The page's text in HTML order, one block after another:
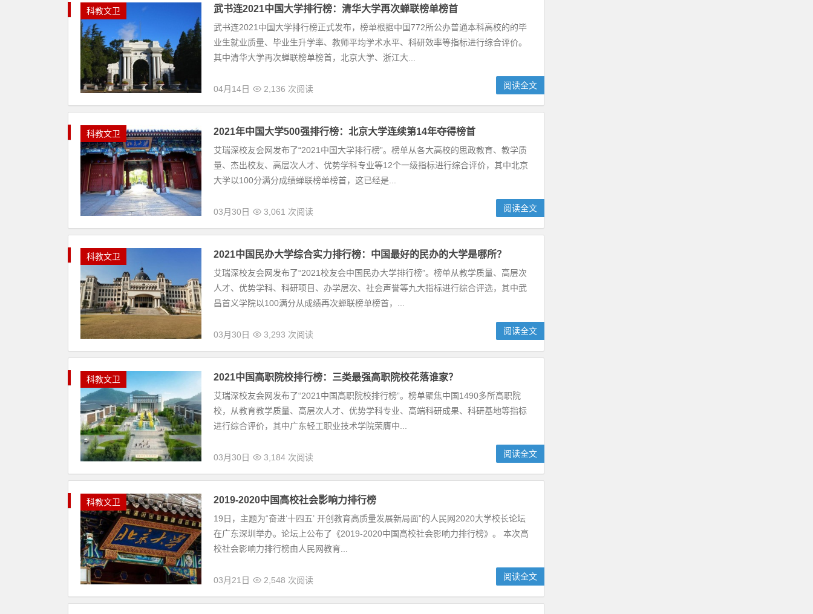
文
卫
举行的全国性评选活动。榜单旨在提升民办教育的社会影响力，发现、传播、褒奖、展示真正有品牌...
04月14日 1,790 次阅读
科
教
文
卫
武书连2021中国大学排行榜：清华大学再次蝉联榜单榜首
武书连2021中国大学排行榜正式发布，榜单根据中国772所公办普通本科高校的的毕业生就业质量、毕业生升学率、教师
平均学术水平、科研效率等指标进行综合评价。其中清华大学再次蝉联榜单榜首，北京大学、浙江大...
04月14日 2,136 次阅读 阅读全文
科
教
文
卫
2021年中国大学500强排行榜：北京大学连续第14年夺得榜首
艾瑞深校友会网发布了“2021中国大学排行榜”。榜单从各大高校的思政教育、教学质量、杰出校友、高层次人才、优势学
科专业等12个一级指标进行综合评价，其中北京大学以100分满分成绩蝉联榜单榜首，这已经是...
03月30日 3,061 次阅读 阅读全文
科
教
文
卫
2021中国民办大学综合实力排行榜：中国最好的民办的大学是哪所？
艾瑞深校友会网发布了“2021校友会中国民办大学排行榜”。榜单从教学质量、高层次人才、优势学科、科研项目、办学层
03月30日 3,293 次阅读
科
教
文
2021中国高职院校排行榜：三类最强高职院校花落谁家？
艾瑞深校友会网发布了“2021中国高职院校排行榜”。榜单聚焦中国1490多所高职院校，从教育教学质量、高层次人才、优
势学科专业、高端科研成果、科研基地等指标进行综合评价，其中广东轻工职业技术学院荣膺中...
3,184 次阅读 阅读全文
科
教
文
卫
2019-2020中国高校社会影响力排行榜
19日，主题为“奋进‘十四五’ 开创教育高质量发展新局面”的人民网2020大学校长论坛在广东深圳举办。论坛上公布了
《2019-2020中国高校社会影响力排行榜》。 本次高校社会影响力排行榜由人民网教育...
03月21日 2,548 次阅读 阅读全文
科
卫
2020年全国教书育人十大楷模名单
民
生
2020年国家卫健委第一、二批鼓励仿制药品目录清单
国家卫生健康委联合科技部、工业和信息化部、国家药监局、国家知识产权局等部门组织专家对国内专利到期和专利即将
到期尚没有提出注册申请、临床供应短缺（竞争不充分）以及企业主动申报的药品进行遴选论证，制定了《...